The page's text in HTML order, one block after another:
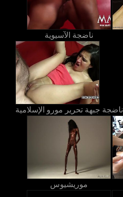
ناضجة الآسيوية
ناضجة جبهة تحرير مورو الإسلامية
موريشيوس